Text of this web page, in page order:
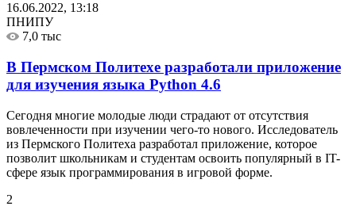
16.06.2022, 13:18
ПНИПУ
7,0 тыс
В Пермском Политехе разработали приложение
для изучения языка Python 4.6
Сегодня многие молодые люди страдают от отсутствия
вовлеченности при изучении чего-то нового. Исследователь
из Пермского Политеха разработал приложение, которое
позволит школьникам и студентам освоить популярный в IT-
сфере язык программирования в игровой форме.
2